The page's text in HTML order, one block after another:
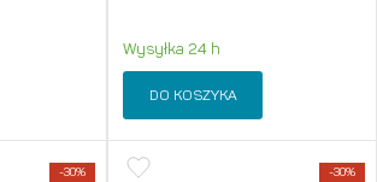
Wysyłka 24 h
DO KOSZYKA
-30% -30%